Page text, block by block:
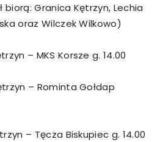
biorą: Granica Kętrzyn, Lechia
oraz Wilczek Wilkowo)
– MKS Korsze g. 14.00
– Rominta Gołdap
– Tęcza Biskupiec g. 14.00